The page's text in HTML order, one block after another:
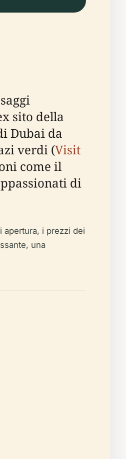
sito della
Dubai da
verdi (Visit
come il
di
apertura, i prezzi dei
una